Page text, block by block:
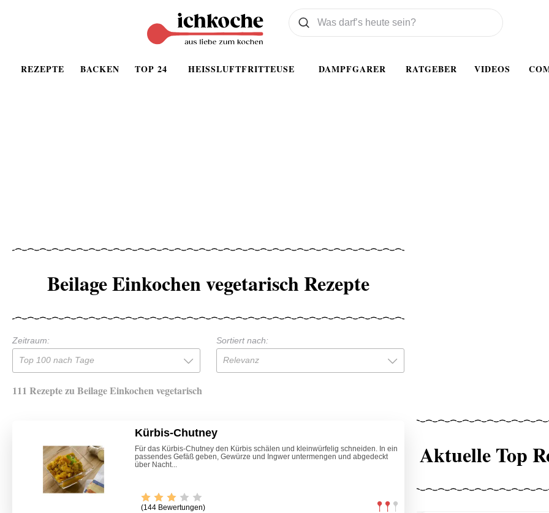
REZEPTE BACKEN TOP 24 HEISSLUFTFRITTEUSE DAMPFGARER RATGEBER VIDEOS
Was wollen Sie suchen
Suchen
Beilage Einkochen vegetarisch Rezepte
Zeitraum:
Top 100 nach Tage
Sortiert nach:
Relevanz
111 Rezepte zu Beilage Einkochen vegetarisch
Kürbis-Chutney
Für das Kürbis-Chutney den Kürbis schälen und kleinwürfelig schneiden. In ein
passendes Gefäß geben, Gewürze und Ingwer untermengen und abgedeckt
über Nacht...
(144 Bewertungen)
Aktuelle Top